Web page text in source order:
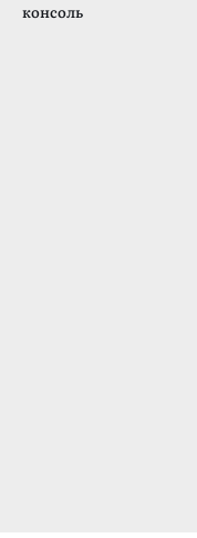
консоль